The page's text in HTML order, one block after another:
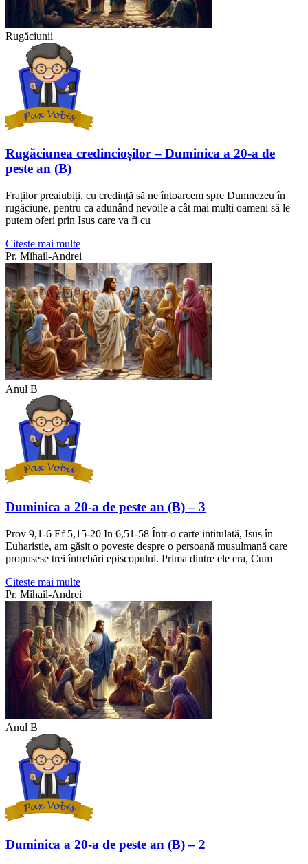
Rugăciunii
Rugăciunea credincioșilor – Duminica a 20-a de
peste an (B)
Fraților preaiubiți, cu credință să ne întoarcem spre Dumnezeu în
rugăciune, pentru ca adunând nevoile a cât mai mulți oameni să le
putem oferi prin Isus care va fi cu
Citeste mai multe
Pr. Mihail-Andrei
Anul B
Duminica a 20-a de peste an (B) – 3
Prov 9,1-6 Ef 5,15-20 In 6,51-58 Într-o carte intitulată, Isus în
Euharistie, am găsit o poveste despre o persoană musulmană care
propusese trei întrebări episcopului. Prima dintre ele era, Cum
Citeste mai multe
Pr. Mihail-Andrei
Anul B
Duminica a 20-a de peste an (B) – 2